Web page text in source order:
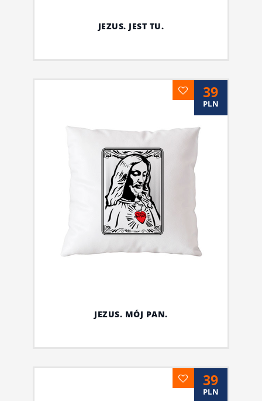
JEZUS. JEST TU.
39
PLN
JEZUS. MÓJ PAN.
39
PLN